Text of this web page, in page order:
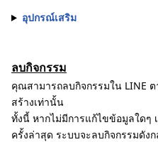
อุปกรณ์เสริม
ลบกิจกรรม
คุณสามารถลบกิจกรรมใน LINE
สร้างเท่านั้น
ทั้งนี้ หากไม่มีการแก้ไขข้อมูลใดๆ
ครั้งล่าสุด ระบบจะลบกิจกรรมดัง